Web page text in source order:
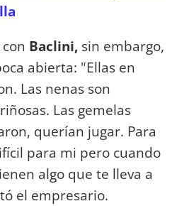
Baclini, sin embargo,
abierta: "Ellas en
Las nenas son
Las gemelas
querían jugar. Para
para mi pero cuando
algo que te lleva a
el empresario.